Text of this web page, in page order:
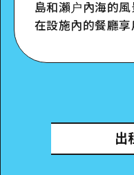
Google
詳
島和瀨户內海的
在設施內的餐廳享
出